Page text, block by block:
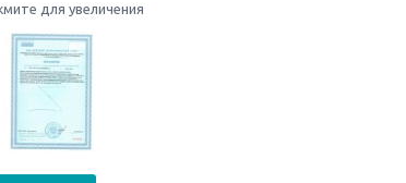
для увеличения